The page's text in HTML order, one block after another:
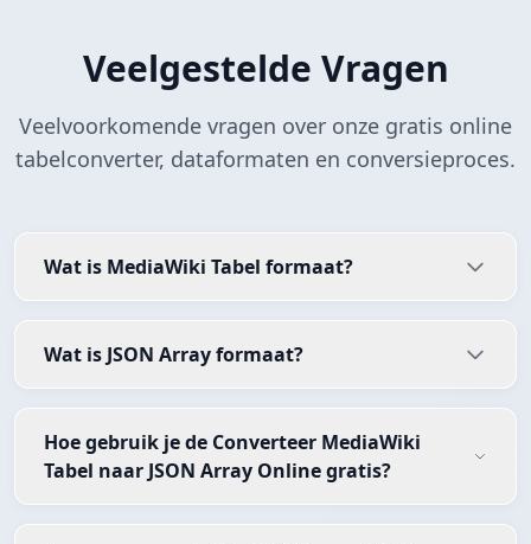
Veelgestelde Vragen
Veelvoorkomende vragen over onze gratis online
tabelconverter, dataformaten en conversieproces.
Wat is MediaWiki Tabel formaat?
Wat is JSON Array formaat?
Hoe gebruik je de Converteer MediaWiki
Tabel naar JSON Array Online gratis?